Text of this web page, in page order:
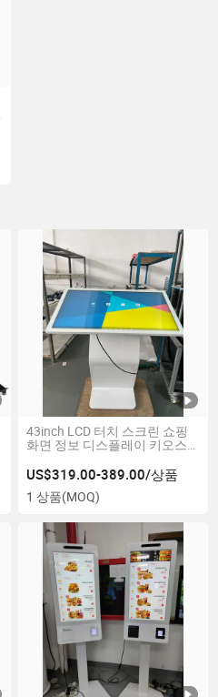
43inch LCD 터치 스크린 쇼핑
화면 정보 디스플레이 키오스
US$319.00-389.00/상품
1 상품(MOQ)